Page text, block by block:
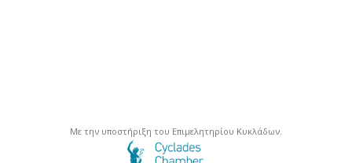
Με την υποστήριξη του Επιμελητηρίου Κυκλάδων.